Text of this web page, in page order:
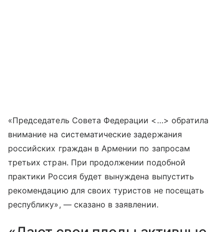
«Председатель Совета Федерации <…> обратила
внимание на систематические задержания
российских граждан в Армении по запросам
третьих стран. При продолжении подобной
практики Россия будет вынуждена выпустить
рекомендацию для своих туристов не посещать
республику», — сказано в заявлении.